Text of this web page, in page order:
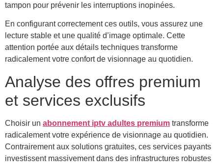
tampon pour prévenir les interruptions inopinées.
En configurant correctement ces outils, vous assurez une
lecture stable et une qualité d’image optimale. Cette
attention portée aux détails techniques transforme
radicalement votre confort de visionnage au quotidien.
Analyse des offres premium
et services exclusifs
Choisir un abonnement iptv adultes premium transforme
radicalement votre expérience de visionnage au quotidien.
Contrairement aux solutions gratuites, ces services payants
investissent massivement dans des infrastructures robustes